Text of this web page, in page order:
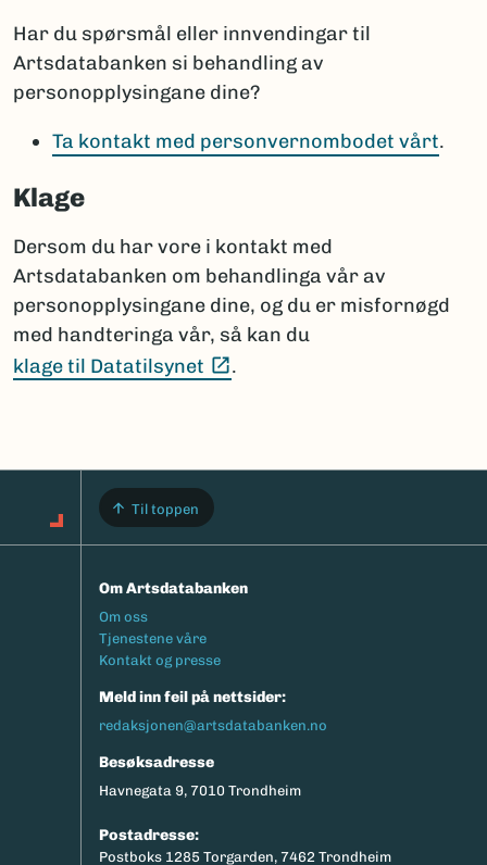
Har du spørsmål eller innvendingar til
Artsdatabanken si behandling av
personopplysingane dine?
Ta kontakt med personvernombodet vårt.
Klage
Dersom du har vore i kontakt med
Artsdatabanken om behandlinga vår av
personopplysingane dine, og du er misfornøgd
med handteringa vår, så kan du
klage til Datatilsynet
.
Til toppen
Om Artsdatabanken
Footermeny
Om oss
Tjenestene våre
Kontakt og presse
Meld inn feil på nettsider:
redaksjonen@artsdatabanken.no
Besøksadresse
Havnegata 9, 7010 Trondheim
Postadresse:
Postboks 1285 Torgarden, 7462 Trondheim